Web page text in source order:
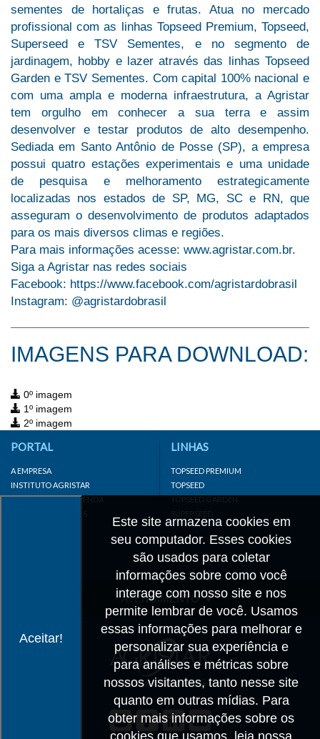
sementes de hortaliças e frutas. Atua no mercado
profissional com as linhas Topseed Premium, Topseed,
Superseed e TSV Sementes, e no segmento de
jardinagem, hobby e lazer através das linhas Topseed
Garden e TSV Sementes. Com capital 100% nacional e
com uma ampla e moderna infraestrutura, a Agristar
tem orgulho em conhecer a sua terra e assim
desenvolver e testar produtos de alto desempenho.
Sediada em Santo Antônio de Posse (SP), a empresa
possui quatro estações experimentais e uma unidade
de pesquisa e melhoramento estrategicamente
localizadas nos estados de SP, MG, SC e RN, que
asseguram o desenvolvimento de produtos adaptados
para os mais diversos climas e regiões.
Para mais informações acesse: www.agristar.com.br.
Siga a Agristar nas redes sociais
Facebook: https://www.facebook.com/agristardobrasil
Instagram: @agristardobrasil
IMAGENS PARA DOWNLOAD:
0º imagem
1º imagem
2º imagem
Aceitar!
Este site armazena cookies em
seu computador. Esses cookies
são usados para coletar
informações sobre como você
interage com nosso site e nos
permite lembrar de você. Usamos
essas informações para melhorar e
personalizar sua experiência e
para análises e métricas sobre
nossos visitantes, tanto nesse site
quanto em outras mídias. Para
obter mais informações sobre os
cookies que usamos, leia nossa
PORTAL
A EMPRESA
INSTITUTO AGRISTAR
DISTRIBUIDOR/REVENDA
LINKS IMPORTANTES
LINHAS
TOPSEED PREMIUM
TOPSEED
TOPSEED GARDEN
SUPERSEED
ATENDIMENTO
CADASTRO
TRABALHE CONOSCO